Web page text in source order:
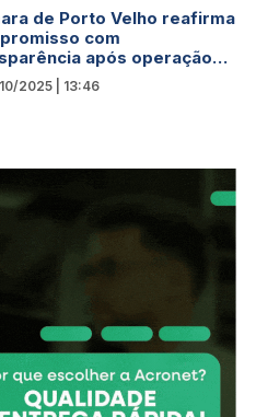
de Porto Velho reafirma
com
após operação
Civil
10/2025 | 13:46